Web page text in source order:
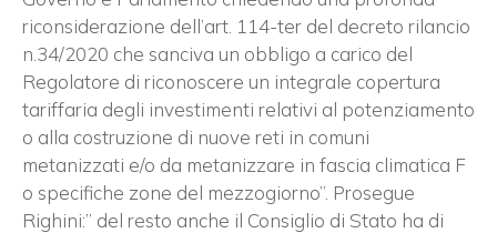
riconsiderazione dell’art. 114-ter del decreto rilancio
n.34/2020 che sanciva un obbligo a carico del
Regolatore di riconoscere un integrale copertura
tariffaria degli investimenti relativi al potenziamento
o alla costruzione di nuove reti in comuni
metanizzati e/o da metanizzare in fascia climatica F
o specifiche zone del mezzogiorno”. Prosegue
Righini:” del resto anche il Consiglio di Stato ha di